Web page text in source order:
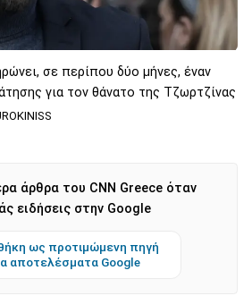
σε περίπου δύο μήνες, έναν
για τον θάνατο της Τζωρτζίνας
άρθρα του CNN Greece όταν
ειδήσεις στην Google
ως προτιμώμενη πηγή
αποτελέσματα Google